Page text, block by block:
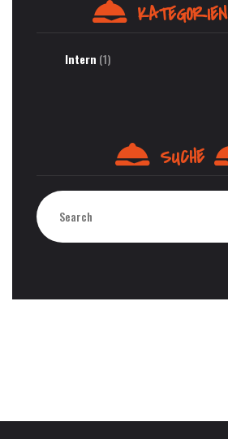
KATEGORIEN
Intern (1)
SUCHE